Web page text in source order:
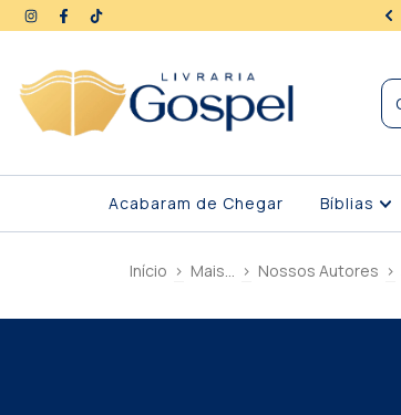
| Seus dados protegidos
Acabaram de Chegar Bíblias
Início > Mais... > Nossos Autores >